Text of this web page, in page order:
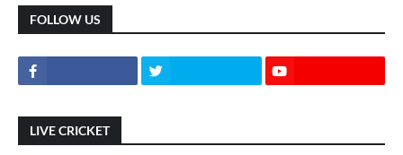
FOLLOW US
LIVE CRICKET